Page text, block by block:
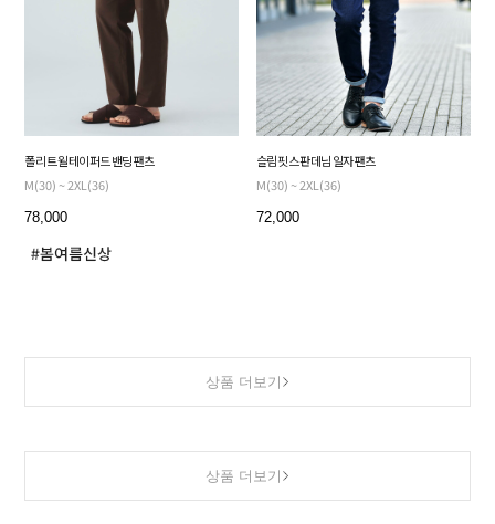
폴리 트윌 테이퍼드 밴딩 팬츠
M(30) ~ 2XL(36)
78,000
슬림핏 스판 데님 일자 팬츠
M(30) ~ 2XL(36)
72,000
상품 더보기
상품 더보기